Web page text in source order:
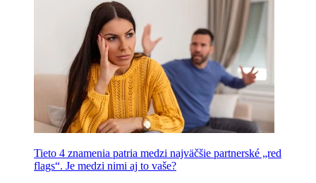
Tieto 4 znamenia patria medzi najväčšie partnerské „red
flags“. Je medzi nimi aj to vaše?